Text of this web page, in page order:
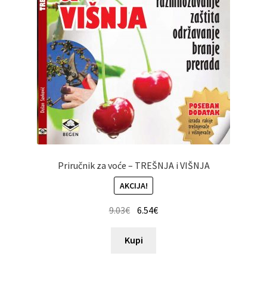
Priručnik za voće – TREŠNJA i VIŠNJA
AKCIJA!
9.03€ 6.54€
Kupi